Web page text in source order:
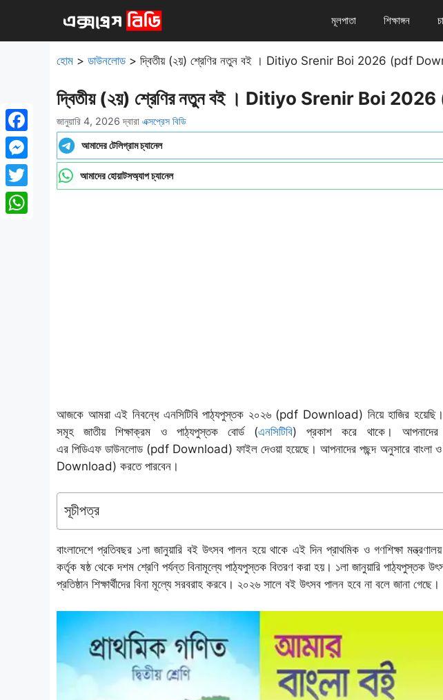
যান
মূলপাতা শিক্ষাঙ্গন
Facebook
Messenger
Twitter
হোম > ডাউনলোড > দ্বিতীয় (২য়) শ্রেণির নতুন বই । Ditiyo Srenir Boi 2026 (pdf
দ্বিতীয় (২য়) শ্রেণির নতুন বই । Ditiyo Srenir Boi
জানুয়ারি 4, 2026 দ্বারা এক্সপ্রেস বিডি
আমাদের টেলিগ্রাম চ্যানেল
আমাদের হোয়াটসঅ্যাপ চ্যানেল
আজকে আমরা এই নিবন্ধে এনসিটিবি পাঠ্যপুস্তক ২০২৬ (pdf Download) নিয়ে হাজির হয়েছি।
সমূহ জাতীয় শিক্ষাক্রম ও পাঠ্যপুস্তক বোর্ড (এনসিটিবি) প্রকাশ করে থাকে।
এর পিডিএফ ডাউনলোড (pdf Download) ফাইল দেওয়া হয়েছে। আপনাদের পছন্দ অনুসারে বাংলা
Download) করতে পারবেন।
সূচীপত্র
বাংলাদেশে প্রতিবছর ১লা জানুয়ারি বই উৎসব পালন হয়ে থাকে এই ‍দিন প্রাথমিক ও গণশিক্ষা
কর্তৃক ষষ্ঠ থেকে দশম শ্রেণি পর্যন্ত বিনামূল্যে পাঠ্যপুস্তক বিতরণ করা হয়। ১লা জানুয়ারি পাঠ্যপুস্তক
প্রতিষ্ঠান শিক্ষার্থীদের বিনা মূল্যে সরবরাহ করবে। ২০২৬ সালে বই উৎসব পালন হবে না বলে জানা গেছে।